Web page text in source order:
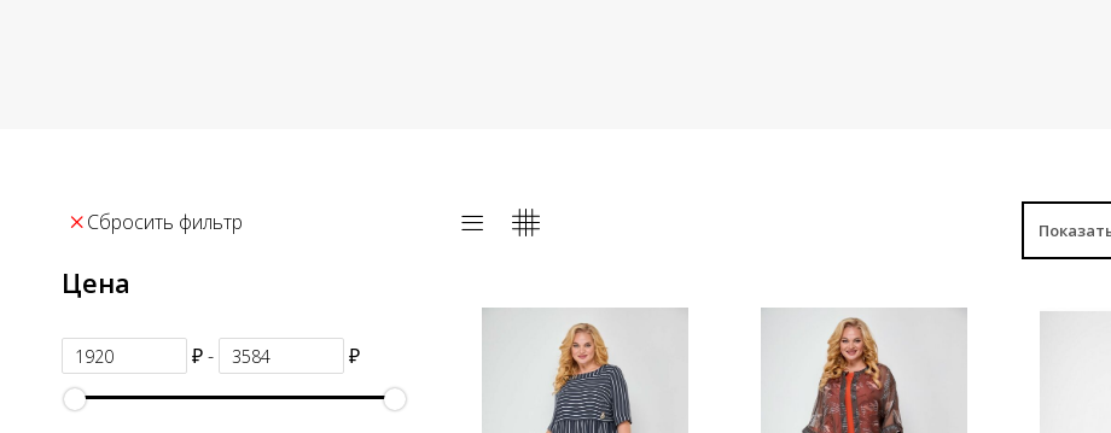
Сбросить фильтр
Цена
₽ - ₽